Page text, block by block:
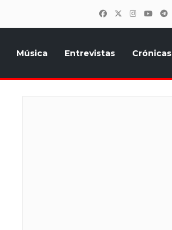
Música Entrevistas Crónicas